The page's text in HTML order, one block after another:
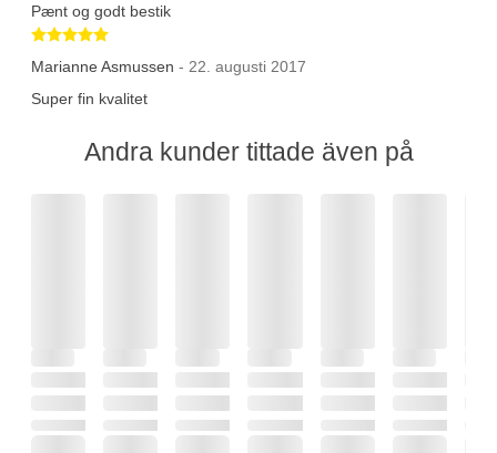
Pænt og godt bestik
Betygsatt 5 av 5 stjärnor
Marianne Asmussen - 22. augusti 2017
Super fin kvalitet
Andra kunder tittade även på